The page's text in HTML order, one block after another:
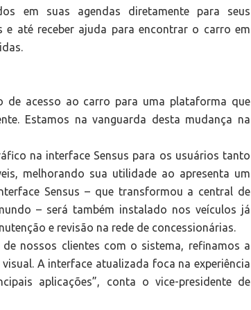
em suas agendas diretamente para seus
até receber ajuda para encontrar o carro em
de acesso ao carro para uma plataforma que
Estamos na vanguarda desta mudança na
na interface Sensus para os usuários tanto
melhorando sua utilidade ao apresenta um
Sensus – que transformou a central de
– será também instalado nos veículos já
e revisão na rede de concessionárias.
nossos clientes com o sistema, refinamos a
A interface atualizada foca na experiência
aplicações”, conta o vice-presidente de